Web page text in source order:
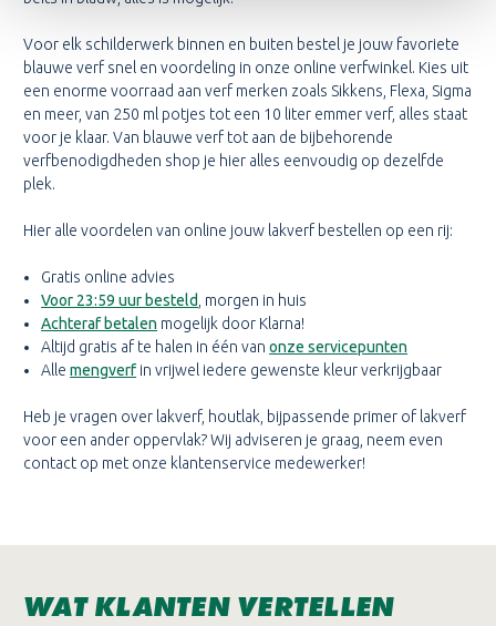
Voor elk schilderwerk binnen en buiten bestel je jouw favoriete
blauwe verf snel en voordeling in onze online verfwinkel. Kies uit
een enorme voorraad aan verf merken zoals Sikkens, Flexa, Sigma
en meer, van 250 ml potjes tot een 10 liter emmer verf, alles staat
voor je klaar. Van blauwe verf tot aan de bijbehorende
verfbenodigdheden shop je hier alles eenvoudig op dezelfde
plek.
Hier alle voordelen van online jouw lakverf bestellen op een rij:
Gratis online advies
Voor 23:59 uur besteld , morgen in huis
Achteraf betalen mogelijk door Klarna!
Altijd gratis af te halen in één vanonze servicepunten
Allemengverfin vrijwel iedere gewenste kleur verkrijgbaar
Heb je vragen over lakverf, houtlak, bijpassende primer of lakverf
voor een ander oppervlak? Wij adviseren je graag, neem even
contact op met onze klantenservice medewerker!
WAT KLANTEN VERTELLEN